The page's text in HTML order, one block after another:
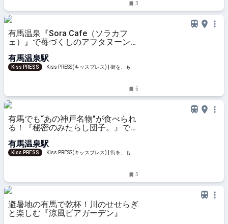
3
有馬温泉『Sora Cafe（ソラカフ
ェ）』で苺づくしのアフタヌーンテ
有馬温泉駅
Kiss PRESS
Kiss PRESS(キッスプレス) | 街を、もっ
5
有馬でも“あの神戸名物”が食べられ
る！『秘密のみたらし団子。』で野
有馬温泉駅
Kiss PRESS
Kiss PRESS(キッスプレス) | 街を、もっ
5
避暑地の有馬で乾杯！川のせせらぎ
と楽しむ『涼風ビアガーデン』